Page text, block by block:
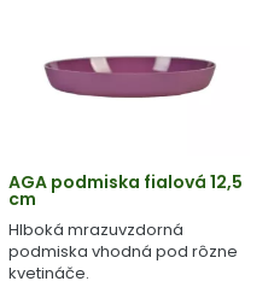
AGA podmiska fialová 12,5
cm
Hlboká mrazuvzdorná
podmiska vhodná pod rôzne
kvetináče.